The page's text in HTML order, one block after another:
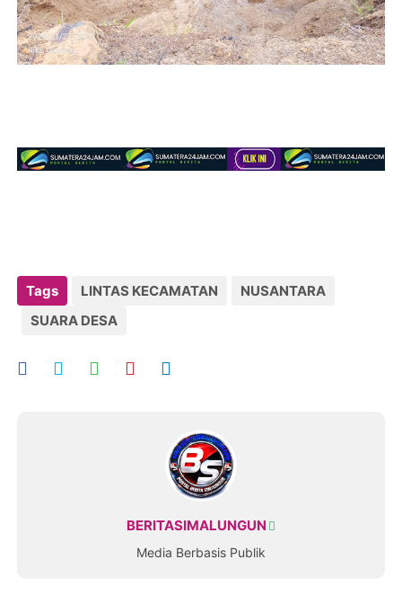
Tags LINTAS KECAMATAN
NUSANTARA
SUARA DESA
BERITASIMALUNGUN
Media Berbasis Publik